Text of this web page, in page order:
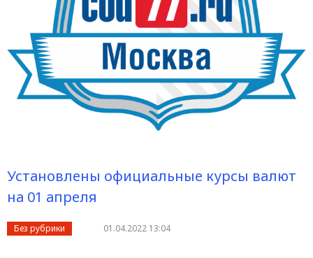
Установлены официальные курсы валют
на 01 апреля
Без рубрики 01.04.2022 13:04